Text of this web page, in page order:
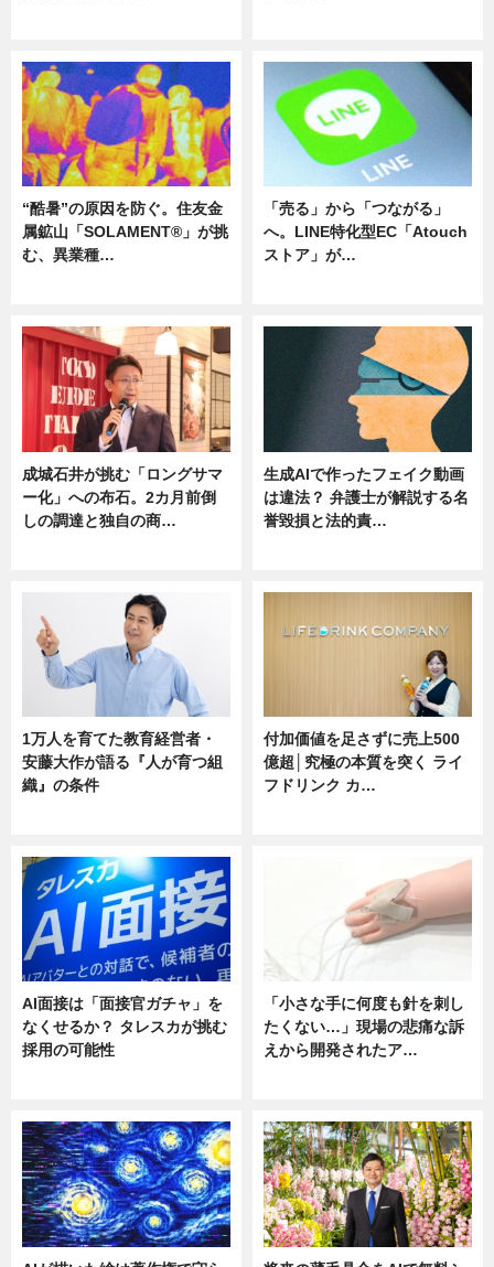
“酷暑”の原因を防ぐ。住友金
属鉱山「SOLAMENT®」が挑
む、異業種…
「売る」から「つながる」
へ。LINE特化型EC「Atouch
ストア」が…
成城石井が挑む「ロングサマ
ー化」への布石。2カ月前倒
しの調達と独自の商…
生成AIで作ったフェイク動画
は違法？ 弁護士が解説する名
誉毀損と法的責…
1万人を育てた教育経営者・
安藤大作が語る『人が育つ組
織』の条件
付加価値を足さずに売上500
億超│究極の本質を突く ライ
フドリンク カ…
AI面接は「面接官ガチャ」を
なくせるか？ タレスカが挑む
採用の可能性
「小さな手に何度も針を刺し
たくない…」現場の悲痛な訴
えから開発されたア…